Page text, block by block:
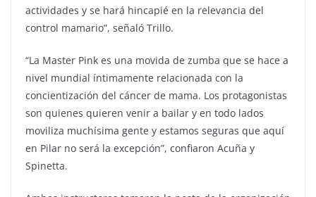
actividades y se hará hincapié en la relevancia del
control mamario”, señaló Trillo.
“La Master Pink es una movida de zumba que se hace a
nivel mundial íntimamente relacionada con la
concientización del cáncer de mama. Los protagonistas
son quienes quieren venir a bailar y en todo lados
moviliza muchísima gente y estamos seguras que aquí
en Pilar no será la excepción”, confiaron Acuña y
Spinetta.